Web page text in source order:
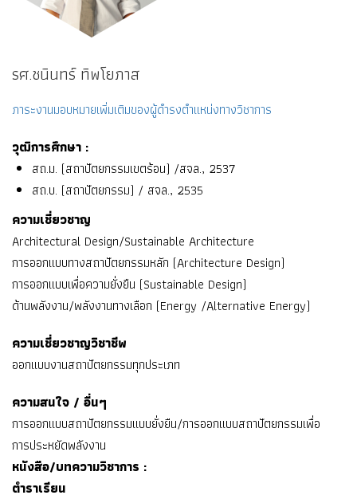
รศ.ชนินทร์ ทิพโยภาส
ภาระงานมอบหมายเพิ่มเติมของผู้ดำรงตำแหน่งทางวิชาการ
วุฒิการศึกษา :
สถ.ม. (สถาปัตยกรรมเขตร้อน) /สจล., 2537
สถ.บ. (สถาปัตยกรรม) / สจล., 2535
ความเชี่ยวชาญ
Architectural Design/Sustainable Architecture
การออกแบบทางสถาปัตยกรรมหลัก (Architecture Design)
การออกแบบเพื่อความยั่งยืน (Sustainable Design)
ด้านพลังงาน/พลังงานทางเลือก (Energy /Alternative Energy)
ความเชี่ยวชาญวิชาชีพ
ออกแบบงานสถาปัตยกรรมทุกประเภท
ความสนใจ / อื่นๆ
การออกแบบสถาปัตยกรรมแบบยั่งยืน/การออกแบบสถาปัตยกรรมเพื่อ
การประหยัดพลังงาน
หนังสือ/บทความวิชาการ :
ตำราเรียน